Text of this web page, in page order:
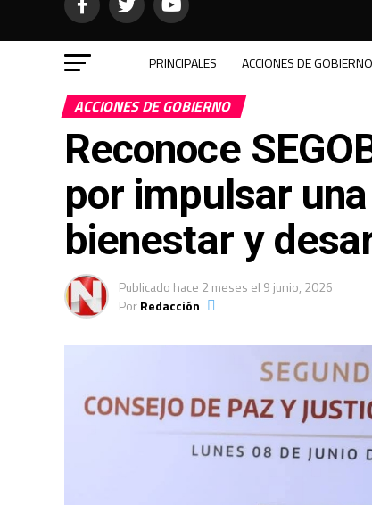
PRINCIPALES ACCIONES DE GOBIERNO
ACCIONES DE GOBIERNO
Reconoce
por impulsar
bienestar y
Publicado hace 2 meses el 9 junio, 2026
PorRedacción